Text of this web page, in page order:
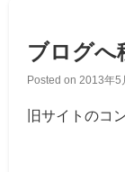
ブログへ
Posted on 2013年5
旧サイトのコ